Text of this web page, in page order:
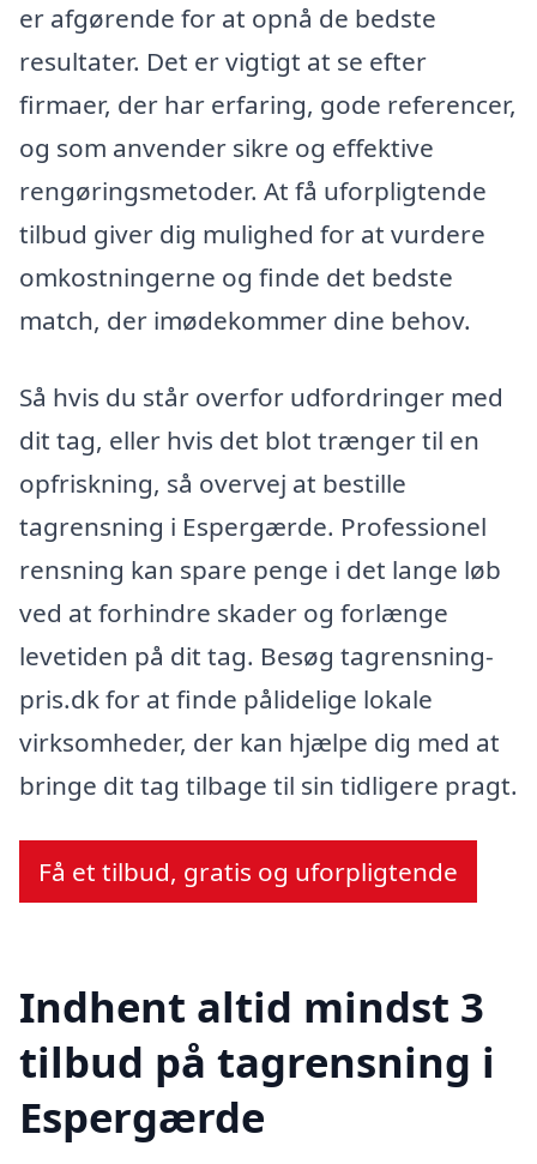
er afgørende for at opnå de bedste
resultater. Det er vigtigt at se efter
firmaer, der har erfaring, gode referencer,
og som anvender sikre og effektive
rengøringsmetoder. At få uforpligtende
tilbud giver dig mulighed for at vurdere
omkostningerne og finde det bedste
match, der imødekommer dine behov.
Så hvis du står overfor udfordringer med
dit tag, eller hvis det blot trænger til en
opfriskning, så overvej at bestille
tagrensning i Espergærde. Professionel
rensning kan spare penge i det lange løb
ved at forhindre skader og forlænge
levetiden på dit tag. Besøg tagrensning-
pris.dk for at finde pålidelige lokale
virksomheder, der kan hjælpe dig med at
bringe dit tag tilbage til sin tidligere pragt.
Få et tilbud, gratis og uforpligtende
Indhent altid mindst 3
tilbud på tagrensning i
Espergærde